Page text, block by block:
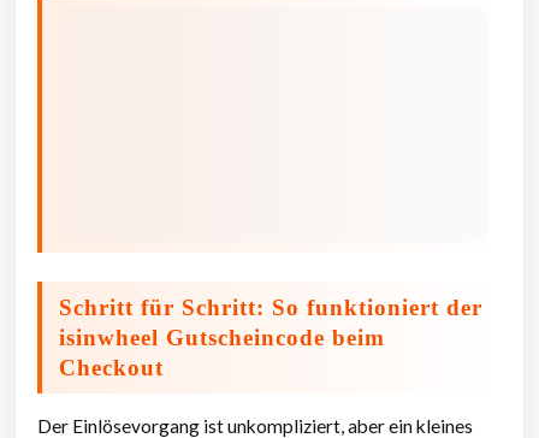
Schritt für Schritt: So funktioniert der
isinwheel Gutscheincode beim
Checkout
Der Einlösevorgang ist unkompliziert, aber ein kleines